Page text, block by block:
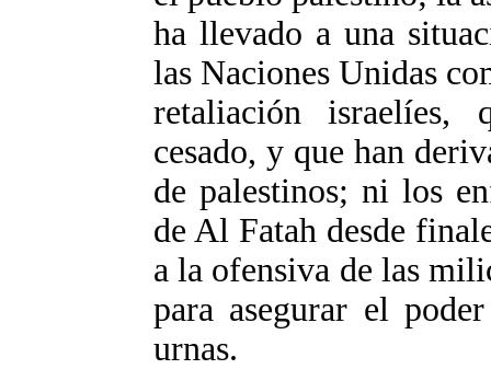
ha llevado a una
las Naciones Unidas
retaliación israelíes,
cesado, y que han
de palestinos; ni los
de Al Fatah desde
a la ofensiva de las
para asegurar el
urnas.